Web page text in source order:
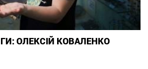
ОЛЕКСІЙ КОВАЛЕНКО